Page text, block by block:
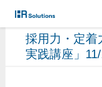
採用力・定着
実践講座」